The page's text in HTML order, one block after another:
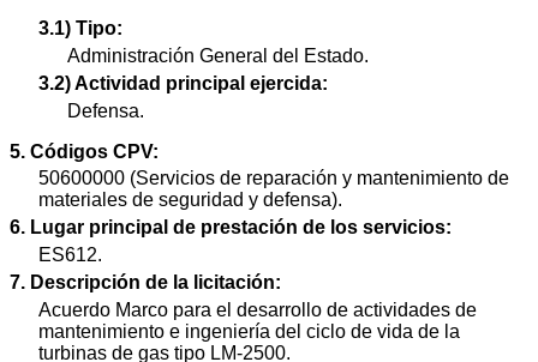
3.1) Tipo:
Administración General del Estado.
3.2) Actividad principal ejercida:
Defensa.
5. Códigos CPV:
50600000 (Servicios de reparación y mantenimiento de
materiales de seguridad y defensa).
6. Lugar principal de prestación de los servicios:
ES612.
7. Descripción de la licitación:
Acuerdo Marco para el desarrollo de actividades de
mantenimiento e ingeniería del ciclo de vida de la
turbinas de gas tipo LM-2500.